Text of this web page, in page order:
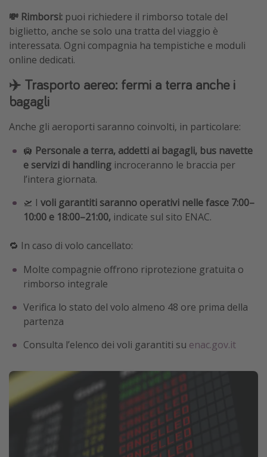
💸 Rimborsi: puoi richiedere il rimborso totale del
biglietto, anche se solo una tratta del viaggio è
interessata. Ogni compagnia ha tempistiche e moduli
online dedicati.
✈️ Trasporto aereo: fermi a terra anche i
bagagli
Anche gli aeroporti saranno coinvolti, in particolare:
🛄 Personale a terra, addetti ai bagagli, bus navette
e servizi di handling incroceranno le braccia per
l’intera giornata.
🛫 I voli garantiti saranno operativi nelle fasce 7:00–
10:00 e 18:00–21:00, indicate sul sito ENAC.
🔁 In caso di volo cancellato:
Molte compagnie offrono riprotezione gratuita o
rimborso integrale
Verifica lo stato del volo almeno 48 ore prima della
partenza
Consulta l’elenco dei voli garantiti su enac.gov.it